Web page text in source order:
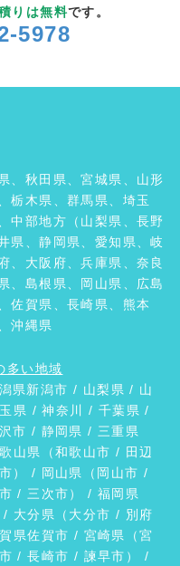
りは無料です。
5978
、秋田県、宮城県、山形
栃木県、群馬県、埼玉
中部地方（山梨県、長野
県、静岡県、愛知県、岐
、大阪府、兵庫県、奈良
、島根県、岡山県、広島
佐賀県、長崎県、熊本
沖縄県
多い地域
県新潟市 / 山梨県 / 山
県 / 神奈川 / 千葉県 /
市 / 静岡県 / 三重県
山県（和歌山市 / 田辺
） / 岡山県（ 岡山市 /
/ 三次市） / 福岡県
/ 大分県（ 大分市 / 別府
県佐賀市 / 宮崎県（宮
/長崎市 / 諫早市 ） /